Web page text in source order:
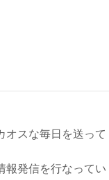
オスな毎日を送って
報発信を行なってい